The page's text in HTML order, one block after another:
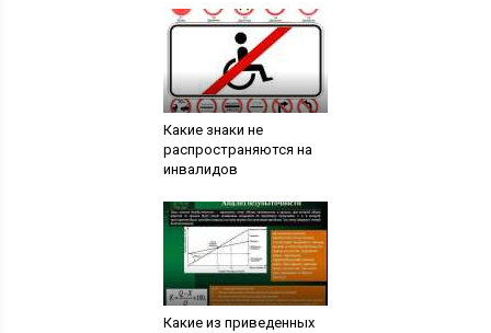
Какие знаки не
распространяются на
инвалидов
Какие из приведенных